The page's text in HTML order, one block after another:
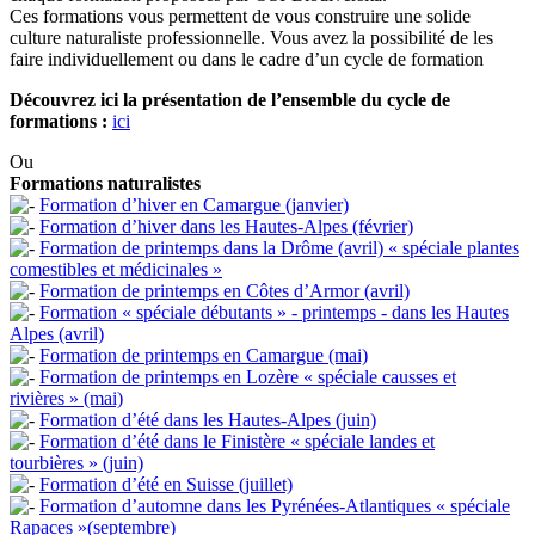
Ces formations vous permettent de vous construire une solide
culture naturaliste professionnelle. Vous avez la possibilité de les
faire individuellement ou dans le cadre d’un cycle de formation
Découvrez ici la présentation de l’ensemble du cycle de
formations : ici
Ou
Formations naturalistes
Formation d’hiver en Camargue (janvier)
Formation d’hiver dans les Hautes-Alpes (février)
Formation de printemps dans la Drôme (avril) « spéciale plantes
comestibles et médicinales »
Formation de printemps en Côtes d’Armor (avril)
Formation « spéciale débutants » - printemps - dans les Hautes
Alpes (avril)
Formation de printemps en Camargue (mai)
Formation de printemps en Lozère « spéciale causses et
rivières » (mai)
Formation d’été dans les Hautes-Alpes (juin)
Formation d’été dans le Finistère « spéciale landes et
tourbières » (juin)
Formation d’été en Suisse (juillet)
Formation d’automne dans les Pyrénées-Atlantiques « spéciale
Rapaces »(septembre)